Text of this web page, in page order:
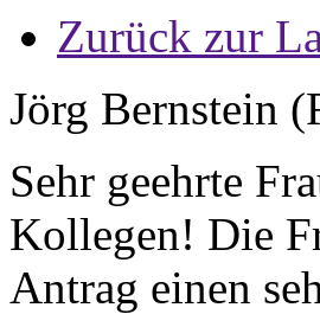
Zurück zur
Jörg Bernstein
Sehr geehrte
Kollegen! Die
Antrag einen